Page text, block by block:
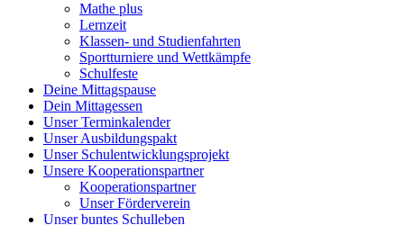
Mathe plus
Lernzeit
Klassen- und Studienfahrten
Sportturniere und Wettkämpfe
Schulfeste
Deine Mittagspause
Dein Mittagessen
Unser Terminkalender
Unser Ausbildungspakt
Unser Schulentwicklungsprojekt
Unsere Kooperationspartner
Kooperationspartner
Unser Förderverein
Unser buntes Schulleben